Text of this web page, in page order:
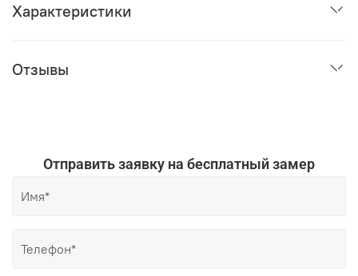
Характеристики
Отзывы
Отправить заявку на бесплатный замер